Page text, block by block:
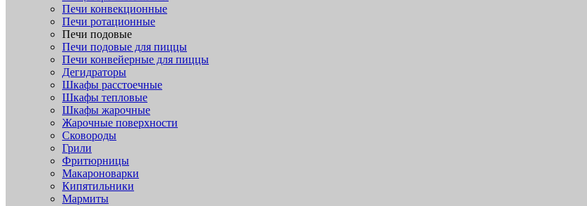
Печи конвекционные
Печи ротационные
Печи подовые
Печи подовые для пиццы
Печи конвейерные для пиццы
Дегидраторы
Шкафы расстоечные
Шкафы тепловые
Шкафы жарочные
Жарочные поверхности
Сковороды
Грили
Фритюрницы
Макароноварки
Кипятильники
Мармиты